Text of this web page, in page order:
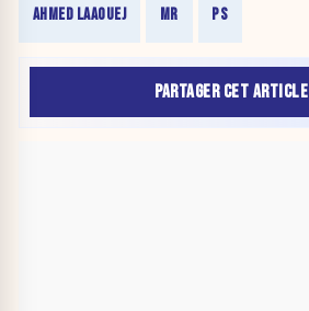
AHMED LAAOUEJ MR PS
PARTAGER CET ARTICLE